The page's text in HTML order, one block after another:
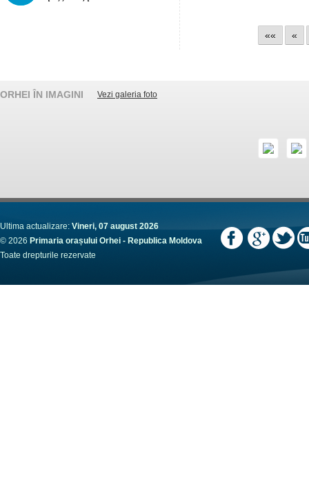
«« «
ORHEI ÎN IMAGINI Vezi galeria foto
Ultima actualizare: Vineri, 07 august 2026
© 2026 Primaria orașului Orhei - Republica Moldova
Toate drepturile rezervate